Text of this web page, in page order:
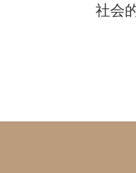
社会